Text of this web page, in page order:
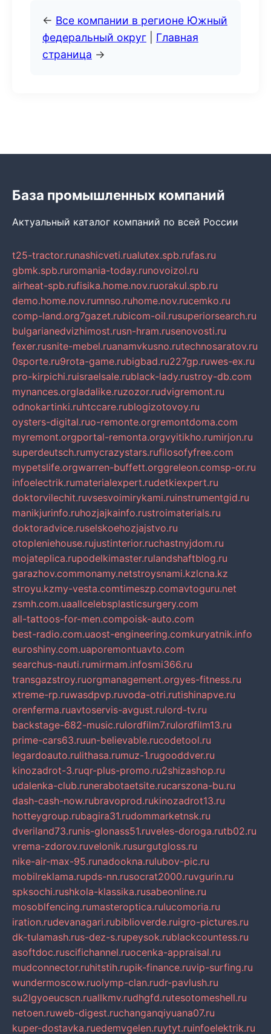
← Все компании в регионе Южный
федеральный округ
Главная
страница →
База промышленных компаний
Актуальный каталог компаний по всей России
t25-tractor.runashicveti.rualutex.spb.rufas.ru
gbmk.spb.ruromania-today.runovoizol.ru
airheat-spb.rufisika.home.nov.ruorakul.spb.ru
demo.home.nov.rumnso.ruhome.nov.rucemko.ru
comp-land.org7gazet.rubicom-oil.rusuperiorsearch.ru
bulgarianedvizhimost.rusn-hram.rusenovosti.ru
fexer.rusnite-mebel.ruanamvkusno.rutechnosaratov.ru
0sporte.ru9rota-game.rubigbad.ru227gp.ruwes-ex.ru
pro-kirpichi.ruisraelsale.rublack-lady.rustroy-db.com
mynances.orgladalike.ruzozor.rudvigremont.ru
odnokartinki.ruhtccare.rublogizotovoy.ru
oysters-digital.ruo-remonte.orgremontdoma.com
myremont.orgportal-remonta.orgvyitikho.rumirjon.ru
superdeutsch.rumycrazystars.rufilosofyfree.com
mypetslife.orgwarren-buffett.orggreleon.comsp-or.ru
infoelectrik.rumaterialexpert.rudetkiexpert.ru
doktorvilechit.ruvsesvoimirykami.ruinstrumentgid.ru
manikjurinfo.ruhozjajkainfo.rustroimaterials.ru
doktoradvice.ruselskoehozjajstvo.ru
otopleniehouse.rujustinterior.ruchastnyjdom.ru
mojateplica.rupodelkimaster.rulandshaftblog.ru
garazhov.commonamy.netstroysnami.kzlcna.kz
stroyu.kzmy-vesta.comtimeszp.comavtoguru.net
zsmh.com.uaallcelebsplasticsurgery.com
all-tattoos-for-men.compoisk-auto.com
best-radio.com.uaost-engineering.comkuryatnik.info
euroshiny.com.uaporemontuavto.com
searchus-nauti.rumirmam.infosmi366.ru
transgazstroy.ruorgmanagement.orgyes-fitness.ru
xtreme-rp.ruwasdpvp.ruvoda-otri.rutishinapve.ru
orenferma.ruavtoservis-avgust.rulord-tv.ru
backstage-682-music.rulordfilm7.rulordfilm13.ru
prime-cars63.ruun-believable.rucodetool.ru
legardoauto.rulithasa.rumuz-1.rugooddver.ru
kinozadrot-3.ruqr-plus-promo.ru2shizashop.ru
udalenka-club.runerabotaetsite.rucarszona-bu.ru
dash-cash-now.rubravoprod.rukinozadrot13.ru
hotteygroup.rubagira31.rudommarketnsk.ru
dveriland73.runis-glonass51.ruveles-doroga.rutb02.ru
vrema-zdorov.ruvelonik.rusurgutgloss.ru
nike-air-max-95.runadookna.rulubov-pic.ru
mobilreklama.rupds-nn.rusocrat2000.ruvgurin.ru
spksochi.rushkola-klassika.rusabeonline.ru
mosoblfencing.rumasteroptica.rulucomoria.ru
iration.rudevanagari.rubiblioverde.ruigro-pictures.ru
dk-tulamash.rus-dez-s.rupeysok.rublackcountess.ru
asoftdoc.ruscifichannel.ruocenka-appraisal.ru
mudconnector.ruhitstih.rupik-finance.ruvip-surfing.ru
wundermoscow.ruolymp-clan.rudr-pavlush.ru
su2lgyoeucscn.ruallkmv.rudhgfd.rutesotomeshell.ru
netoen.ruweb-digest.ruchanganqiyuana07.ru
kuper-dostavka.ruedemvgelen.ruytyt.ruinfoelektrik.ru